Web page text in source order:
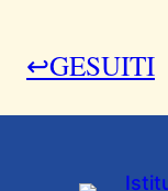
↩GESUITI